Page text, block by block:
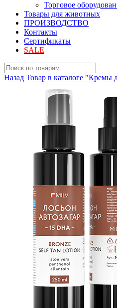
Торговое
Товары для животных
ПРОИЗВОДСТВО
Контакты
Сертификаты
SALE
Назад Товар в каталоге "Кремы